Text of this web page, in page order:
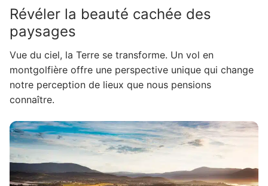
Révéler la beauté cachée des
paysages
Vue du ciel, la Terre se transforme. Un vol en
montgolfière offre une perspective unique qui change
notre perception de lieux que nous pensions
connaître.